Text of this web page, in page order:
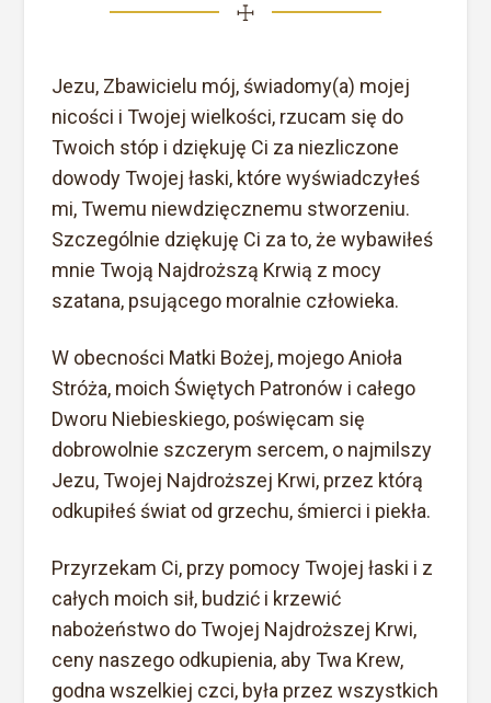
☩
Jezu, Zbawicielu mój, świadomy(a) mojej
nicości i Twojej wielkości, rzucam się do
Twoich stóp i dziękuję Ci za niezliczone
dowody Twojej łaski, które wyświadczyłeś
mi, Twemu niewdzięcznemu stworzeniu.
Szczególnie dziękuję Ci za to, że wybawiłeś
mnie Twoją Najdroższą Krwią z mocy
szatana, psującego moralnie człowieka.
W obecności Matki Bożej, mojego Anioła
Stróża, moich Świętych Patronów i całego
Dworu Niebieskiego, poświęcam się
dobrowolnie szczerym sercem, o najmilszy
Jezu, Twojej Najdroższej Krwi, przez którą
odkupiłeś świat od grzechu, śmierci i piekła.
Przyrzekam Ci, przy pomocy Twojej łaski i z
całych moich sił, budzić i krzewić
nabożeństwo do Twojej Najdroższej Krwi,
ceny naszego odkupienia, aby Twa Krew,
godna wszelkiej czci, była przez wszystkich